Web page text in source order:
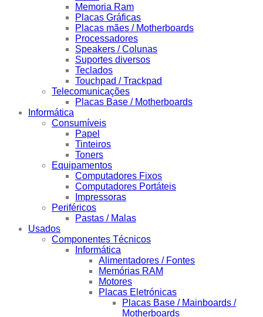
Memoria Ram
Placas Gráficas
Placas mães / Motherboards
Processadores
Speakers / Colunas
Suportes diversos
Teclados
Touchpad / Trackpad
Telecomunicações
Placas Base / Motherboards
Informática
Consumíveis
Papel
Tinteiros
Toners
Equipamentos
Computadores Fixos
Computadores Portáteis
Impressoras
Periféricos
Pastas / Malas
Usados
Componentes Técnicos
Informática
Alimentadores / Fontes
Memórias RAM
Motores
Placas Eletrónicas
Placas Base / Mainboards /
Motherboards